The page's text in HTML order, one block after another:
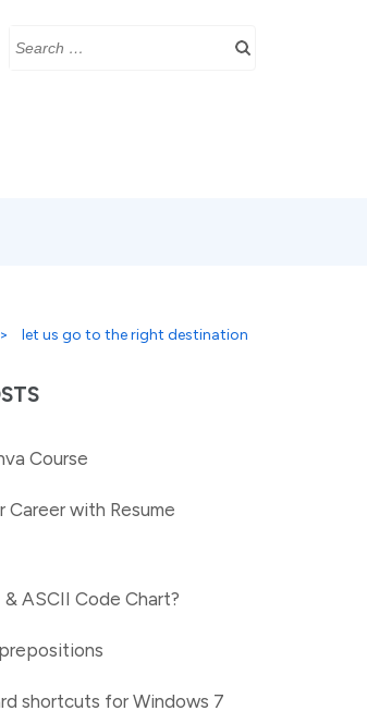
Search
> let us go to the right destination
Course
Career with Resume
ASCII Code Chart?
shortcuts for Windows 7